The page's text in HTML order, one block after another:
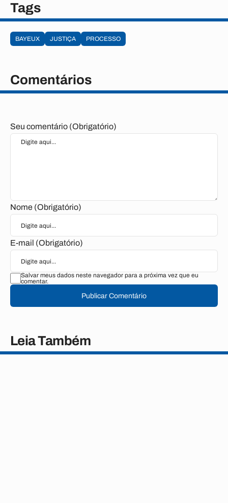
Tags
BAYEUX JUSTIÇA PROCESSO
Comentários
Seu comentário (Obrigatório)
Nome (Obrigatório)
E-mail (Obrigatório)
Salvar meus dados neste navegador para a próxima vez que eu
comentar.
Publicar Comentário
Leia Também